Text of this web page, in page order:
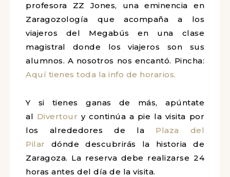
profesora ZZ Jones, una eminencia en
Zaragozología que acompaña a los
viajeros del Megabús en una clase
magistral donde los viajeros son sus
alumnos. A nosotros nos encantó. Pincha:
Aquí tienes toda la info de horarios.
Y si tienes ganas de más, apúntate
al Divertour y continúa a pie la visita por
los alrededores de la Plaza del
Pilar dónde descubrirás la historia de
Zaragoza. La reserva debe realizarse 24
horas antes del día de la visita.